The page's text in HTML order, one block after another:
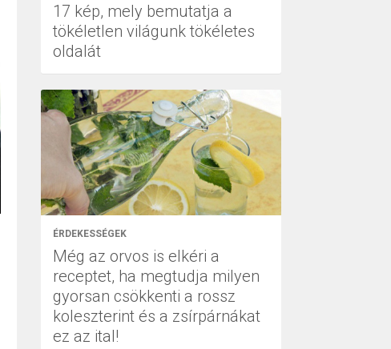
17 kép, mely bemutatja a
tökéletlen világunk tökéletes
oldalát
ÉRDEKESSÉGEK
Még az orvos is elkéri a
receptet, ha megtudja milyen
gyorsan csökkenti a rossz
koleszterint és a zsírpárnákat
ez az ital!